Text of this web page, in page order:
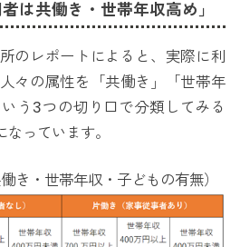
は共働き・世帯年収高め」
のレポートによると、実際に利
々の属性を「共働き」「世帯年
う3つの切り口で分類してみる
っています。
き・世帯年収・子どもの有無）